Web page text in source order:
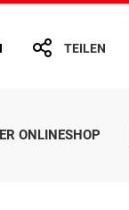
TEILEN
ONLINESHOP